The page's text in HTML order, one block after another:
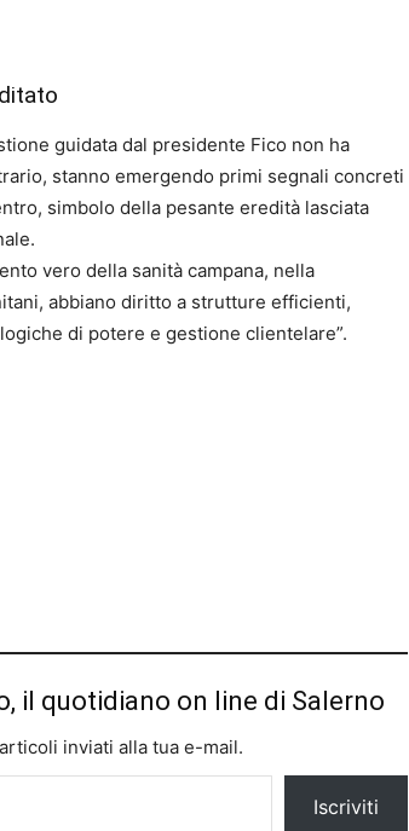
guidata dal presidente Fico non ha
stanno emergendo primi segnali concreti
simbolo della pesante eredità lasciata
vero della sanità campana, nella
abbiano diritto a strutture efficienti,
di potere e gestione clientelare”.
il quotidiano on line di Salerno
inviati alla tua e-mail.
Iscriviti